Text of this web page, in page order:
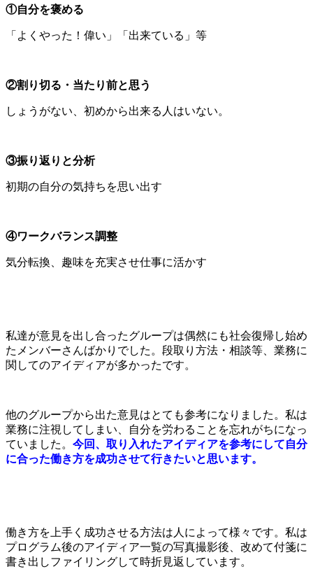
①自分を褒める
「よくやった！偉い」「出来ている」等
②割り切る・当たり前と思う
しょうがない、初めから出来る人はいない。
③振り返りと分析
初期の自分の気持ちを思い出す
④ワークバランス調整
気分転換、趣味を充実させ仕事に活かす
私達が意見を出し合ったグループは偶然にも社会復帰し始め
たメンバーさんばかりでした。段取り方法・相談等、業務に
関してのアイディアが多かったです。
他のグループから出た意見はとても参考になりました。私は
業務に注視してしまい、自分を労わることを忘れがちになっ
ていました。 今回、取り入れたアイディアを参考にして自分
に合った働き方を成功させて行きたいと思います。
働き方を上手く成功させる方法は人によって様々です。私は
プログラム後のアイディア一覧の写真撮影後、改めて付箋に
書き出しファイリングして時折見返しています。